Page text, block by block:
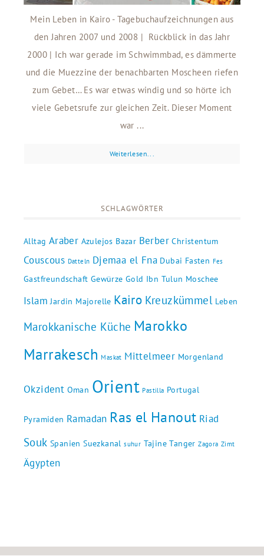
Mein Leben in Kairo - Tagebuchaufzeichnungen aus
den Jahren 2007 und 2008 | Rückblick in das Jahr
2000 | Ich war gerade im Schwimmbad, es dämmerte
und die Muezzine der benachbarten Moscheen riefen
zum Gebet… Es war etwas windig und so hörte ich
viele Gebetsrufe zur gleichen Zeit. Dieser Moment
war ...
Weiterlesen...
SCHLAGWÖRTER
Alltag Araber Azulejos Bazar Berber Christentum
Couscous Datteln Djemaa el Fna Dubai Fasten Fes
Gastfreundschaft Gewürze Gold Ibn Tulun Moschee
Islam Jardin Majorelle Kairo Kreuzkümmel Leben
Marokkanische Küche Marokko
Marrakesch Maskat Mittelmeer Morgenland
Okzident Oman Orient Pastilla Portugal
Pyramiden Ramadan Ras el Hanout Riad
Souk Spanien Suezkanal suhur Tajine Tanger Zagora Zimt
Ägypten